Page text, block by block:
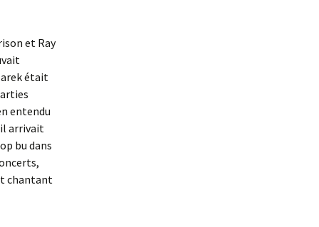
et Ray
était
entendu
il arrivait
bu dans
chantant